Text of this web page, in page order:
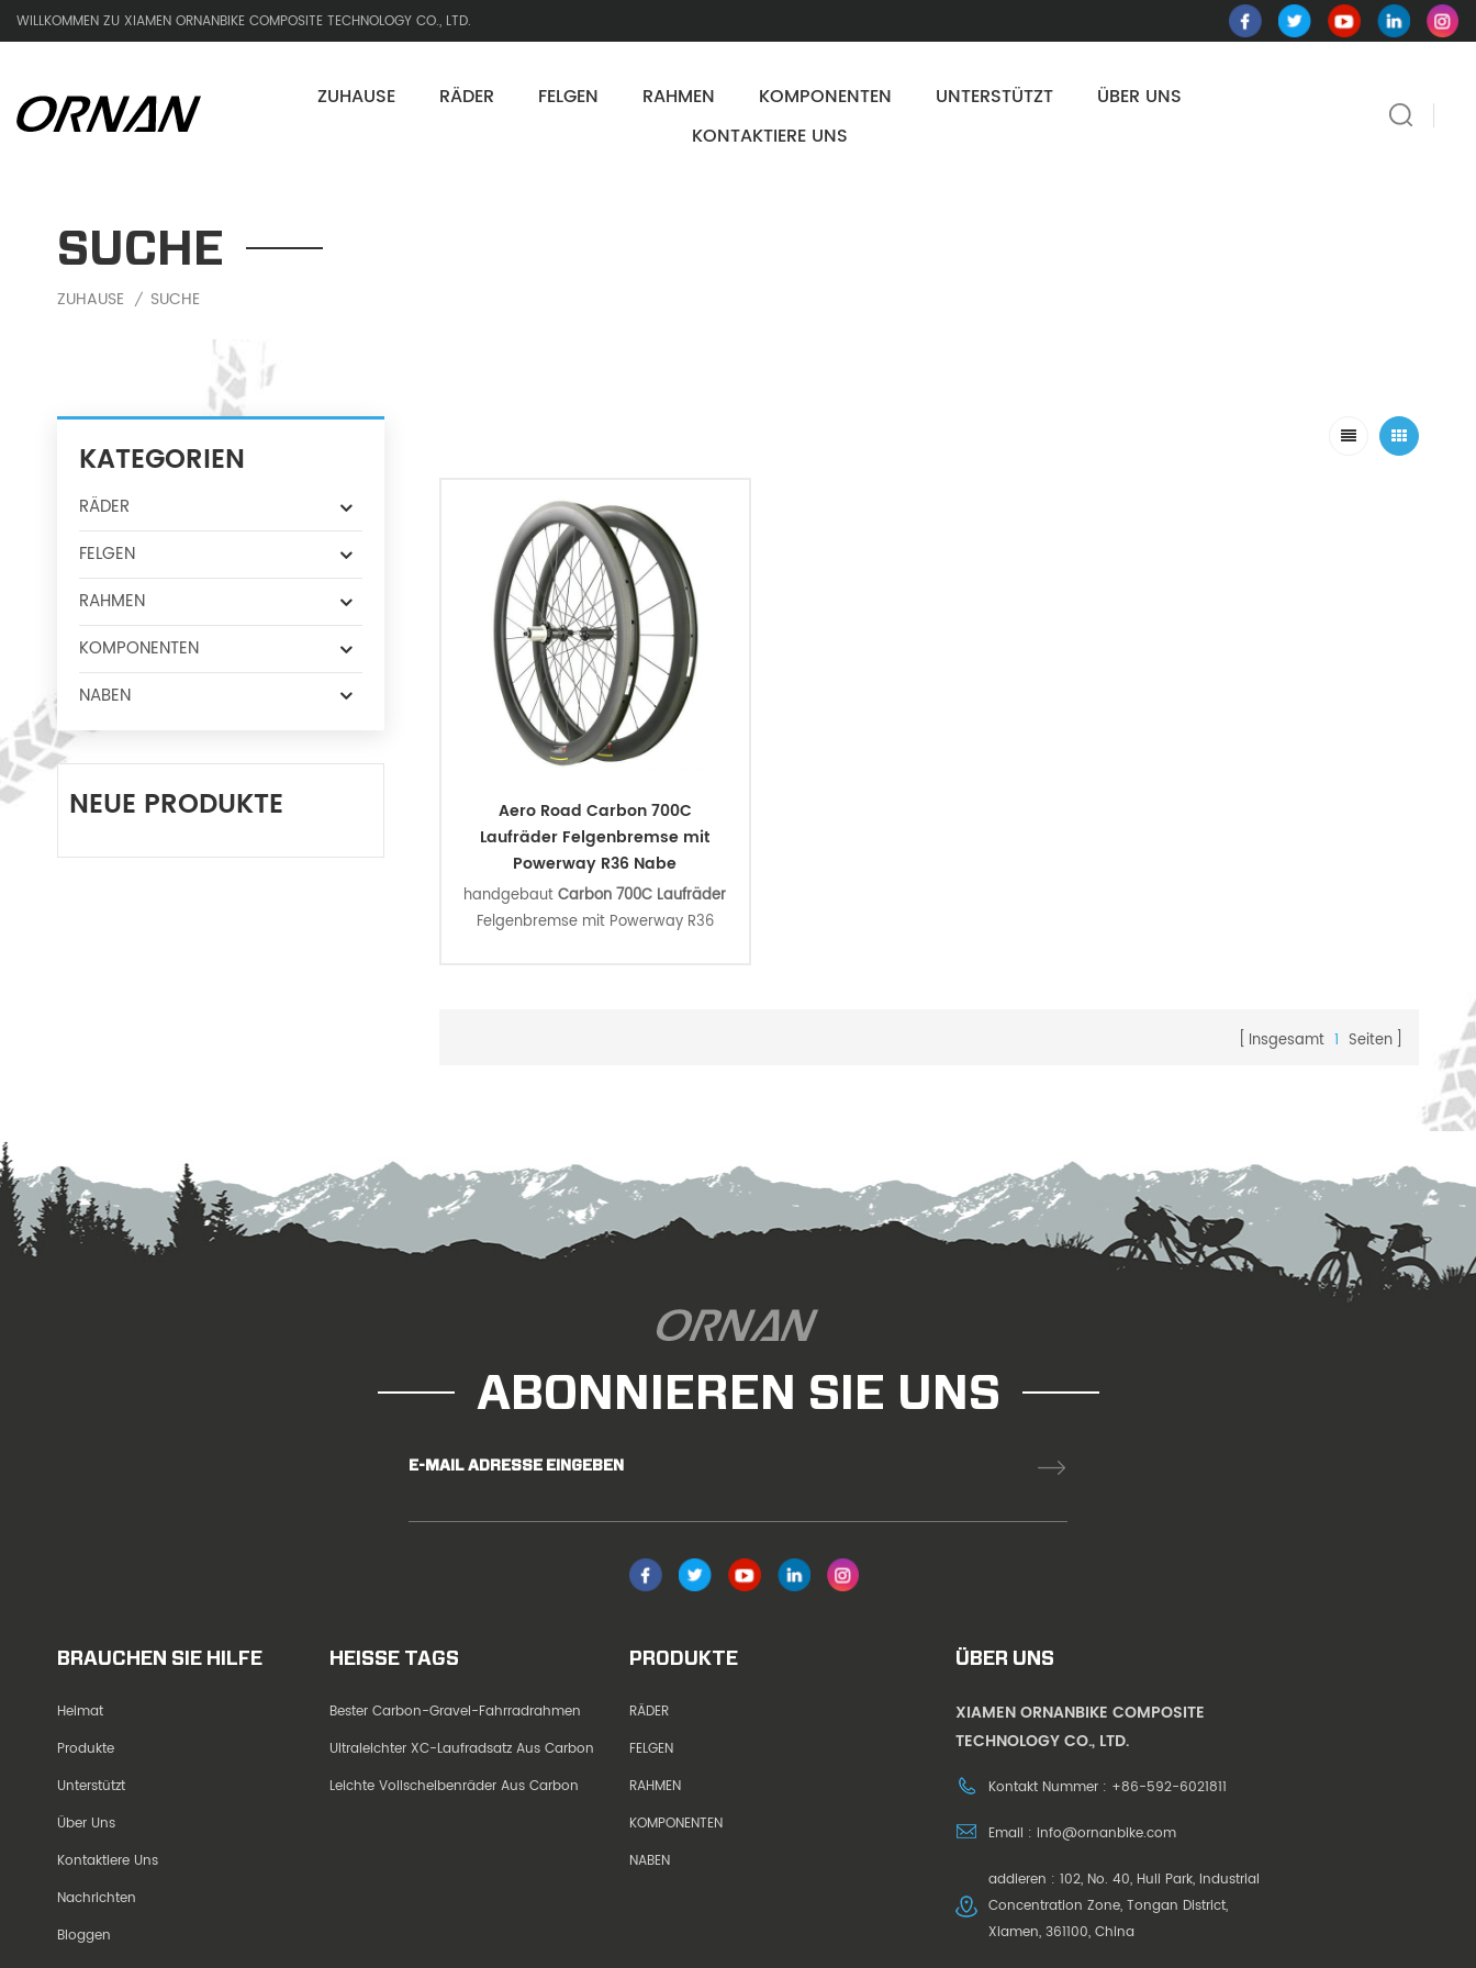
WILLKOMMEN ZU XIAMEN ORNANBIKE COMPOSITE TECHNOLOGY CO., LTD.
ZUHAUSE RÄDER FELGEN RAHMEN KOMPONENTEN UNTERSTÜTZT
ÜBER UNS
KONTAKTIERE UNS
SUCHE
ZUHAUSE / SUCHE
KATEGORIEN
RÄDER
FELGEN
RAHMEN
KOMPONENTEN
NABEN
NEUE PRODUKTE
Aero Road Carbon 700C
Laufräder Felgenbremse mit
Powerway R36 Nabe
handgebautCarbon 700C Laufräder
Felgenbremse mit Powerway R36
Insgesamt 1 Seiten
ABONNIEREN SIE UNS
E-MAIL ADRESSE EINGEBEN
BRAUCHEN SIE HILFE
Heimat
Produkte
Unterstützt
Über Uns
Kontaktiere Uns
Nachrichten
Bloggen
HEISSE TAGS
Bester Carbon-Gravel-Fahrradrahmen
Ultraleichter XC-Laufradsatz Aus Carbon
Leichte Vollscheibenräder Aus Carbon
PRODUKTE
RÄDER
FELGEN
RAHMEN
KOMPONENTEN
NABEN
ÜBER UNS
XIAMEN ORNANBIKE COMPOSITE
TECHNOLOGY CO., LTD.
Kontakt Nummer : +86-592-6021811
Email : info@ornanbike.com
addieren : 102, No. 40, Huli Park, Industrial
Concentration Zone, Tongan District,
Xiamen, 361100, China